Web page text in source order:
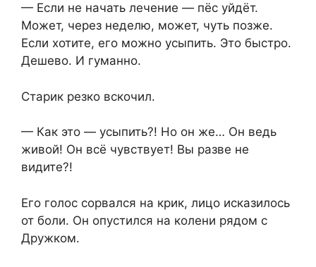
— Если не начать лечение — пёс уйдёт.
Может, через неделю, может, чуть позже.
Если хотите, его можно усыпить. Это быстро.
Дешево. И гуманно.
Старик резко вскочил.
— Как это — усыпить?! Но он же… Он ведь
живой! Он всё чувствует! Вы разве не
видите?!
Его голос сорвался на крик, лицо исказилось
от боли. Он опустился на колени рядом с
Дружком.